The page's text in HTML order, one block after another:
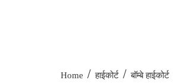
Home / हाईकोर्ट / बॉम्बे हाईकोर्ट